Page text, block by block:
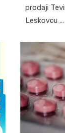
prodaji
Leskovcu …